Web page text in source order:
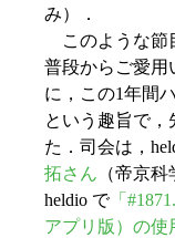
み）．
このような節
普段からご愛用
に，この1年間
という趣旨で，
た．司会は，
拓さん （帝京
heldio で「
アプリ版）の使